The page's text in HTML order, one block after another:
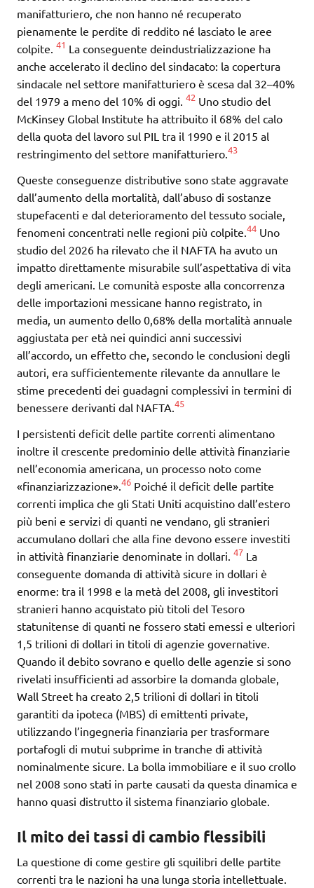
manifatturiero, che non hanno né recuperato
pienamente le perdite di reddito né lasciato le aree
colpite. 41 La conseguente deindustrializzazione ha
anche accelerato il declino del sindacato: la copertura
sindacale nel settore manifatturiero è scesa dal 32–40%
del 1979 a meno del 10% di oggi. 42 Uno studio del
McKinsey Global Institute ha attribuito il 68% del calo
della quota del lavoro sul PIL tra il 1990 e il 2015 al
restringimento del settore manifatturiero. 43
Queste conseguenze distributive sono state aggravate
dall’aumento della mortalità, dall’abuso di sostanze
stupefacenti e dal deterioramento del tessuto sociale,
fenomeni concentrati nelle regioni più colpite. 44 Uno
studio del 2026 ha rilevato che il NAFTA ha avuto un
impatto direttamente misurabile sull’aspettativa di vita
degli americani. Le comunità esposte alla concorrenza
delle importazioni messicane hanno registrato, in
media, un aumento dello 0,68% della mortalità annuale
aggiustata per età nei quindici anni successivi
all’accordo, un effetto che, secondo le conclusioni degli
autori, era sufficientemente rilevante da annullare le
stime precedenti dei guadagni complessivi in termini di
benessere derivanti dal NAFTA. 45
I persistenti deficit delle partite correnti alimentano
inoltre il crescente predominio delle attività finanziarie
nell’economia americana, un processo noto come
«finanziarizzazione». 46 Poiché il deficit delle partite
correnti implica che gli Stati Uniti acquistino dall’estero
più beni e servizi di quanti ne vendano, gli stranieri
accumulano dollari che alla fine devono essere investiti
in attività finanziarie denominate in dollari. 47 La
conseguente domanda di attività sicure in dollari è
enorme: tra il 1998 e la metà del 2008, gli investitori
stranieri hanno acquistato più titoli del Tesoro
statunitense di quanti ne fossero stati emessi e ulteriori
1,5 trilioni di dollari in titoli di agenzie governative.
Quando il debito sovrano e quello delle agenzie si sono
rivelati insufficienti ad assorbire la domanda globale,
Wall Street ha creato 2,5 trilioni di dollari in titoli
garantiti da ipoteca (MBS) di emittenti private,
utilizzando l’ingegneria finanziaria per trasformare
portafogli di mutui subprime in tranche di attività
nominalmente sicure. La bolla immobiliare e il suo crollo
nel 2008 sono stati in parte causati da questa dinamica e
hanno quasi distrutto il sistema finanziario globale.
Il mito dei tassi di cambio flessibili
La questione di come gestire gli squilibri delle partite
correnti tra le nazioni ha una lunga storia intellettuale.